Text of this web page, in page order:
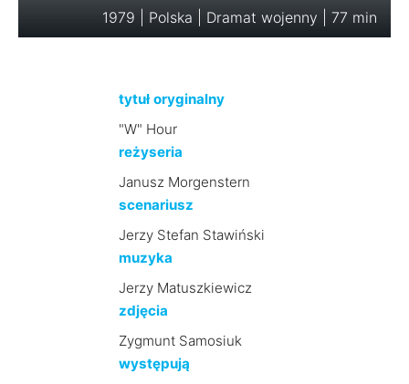
1979 | Polska | Dramat wojenny | 77 min
tytuł oryginalny
"W" Hour
reżyseria
Janusz Morgenstern
scenariusz
Jerzy Stefan Stawiński
muzyka
Jerzy Matuszkiewicz
zdjęcia
Zygmunt Samosiuk
występują